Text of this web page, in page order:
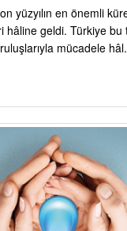
yüzyılın en önemli
hâline geldi. Türkiye bu
mücadele